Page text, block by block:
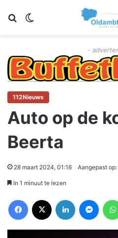
Zoeken
-
112Nieuws
Auto op de
Beerta
28 maart 2024, 01:16 Aangepast
In 1 minuut te lezen